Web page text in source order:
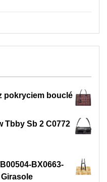
pokryciem bouclé
Tbby Sb 2 C0772
BX0663-
Girasole